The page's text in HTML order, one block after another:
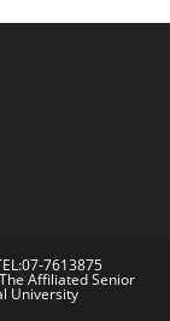
7613875
Affiliated Senior
University